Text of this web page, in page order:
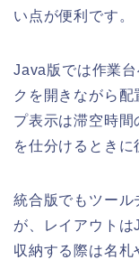
い点が便利です。
Java版では作業
クを開きながら
プ表示は滞空時
を仕分けるときに
統合版でもツール
が、レイアウト
収納する際は名